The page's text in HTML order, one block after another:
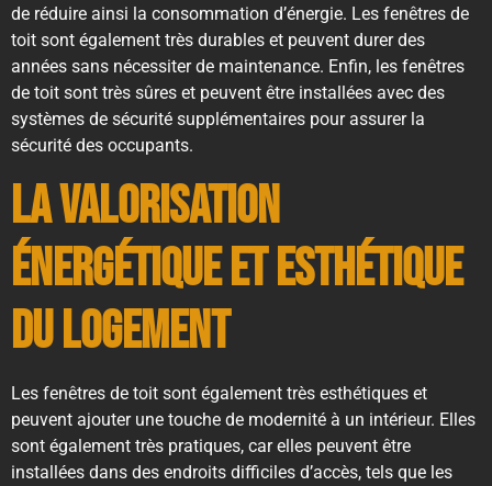
de réduire ainsi la consommation d’énergie. Les fenêtres de
toit sont également très durables et peuvent durer des
années sans nécessiter de maintenance. Enfin, les fenêtres
de toit sont très sûres et peuvent être installées avec des
systèmes de sécurité supplémentaires pour assurer la
sécurité des occupants.
La valorisation
énergétique et esthétique
du logement
Les fenêtres de toit sont également très esthétiques et
peuvent ajouter une touche de modernité à un intérieur. Elles
sont également très pratiques, car elles peuvent être
installées dans des endroits difficiles d’accès, tels que les